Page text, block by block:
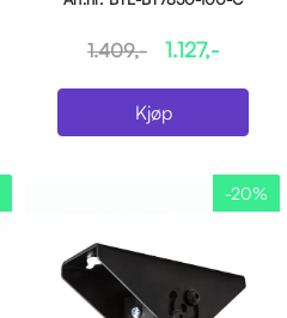
1.409,- 1.127,-
Kjøp
-20%